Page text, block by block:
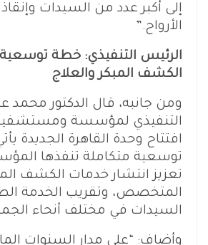
إلى أكبر عدد من السيدات
الأرواح.”
الرئيس التنفيذي: خطة
الكشف المبكر والعلاج
ومن جانبه، قال الدكتور محمد
التنفيذي لمؤسسة
افتتاح وحدة القاهرة الجديدة
توسعية متكاملة تنفذها
تعزيز انتشار خدمات الكشف
المتخصص، وتقريب الخدمة
السيدات في مختلف أنحاء
وأضاف: “على مدار السنوات